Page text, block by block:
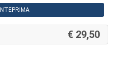
29,50